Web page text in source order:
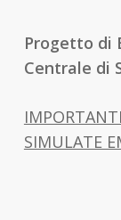
Progetto di
Centrale di
SIMULATE